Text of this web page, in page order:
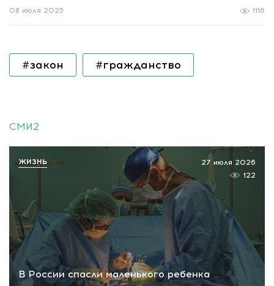
1116
08 июля 2025
#закон #гражданство
СМИ2
В России спасли маленького ребенка
27 июля 2026
122
ЖИЗНЬ